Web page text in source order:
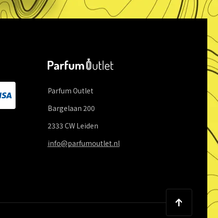
Parfum Outlet
Bargelaan 200
2333 CW Leiden
info@parfumoutlet.nl